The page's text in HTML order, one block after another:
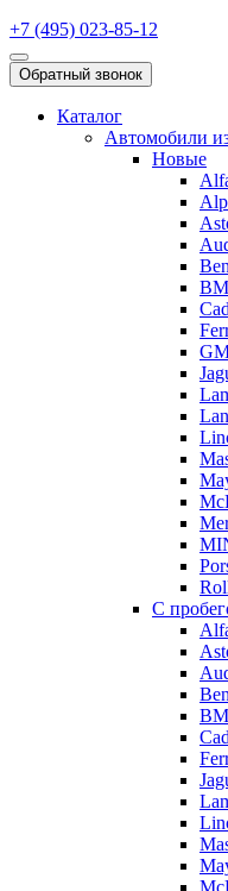
+7 (495) 023-85-12
Обратный звонок
Каталог
Автомобили
Новые
С